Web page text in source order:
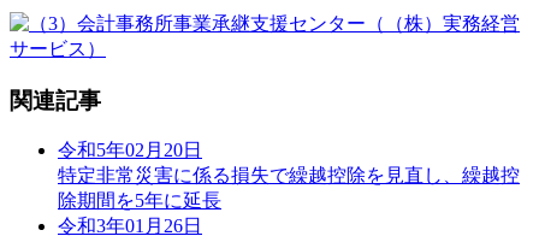
関連記事
令和5年02月20日
特定非常災害に係る損失で繰越控除を見直し、繰越控
除期間を5年に延長
令和3年01月26日